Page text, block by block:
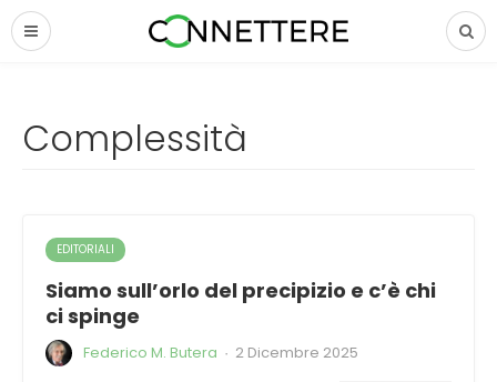
Complessità
EDITORIALI
Siamo sull’orlo del precipizio e c’è chi
ci spinge
Federico M. Butera · 2 Dicembre 2025